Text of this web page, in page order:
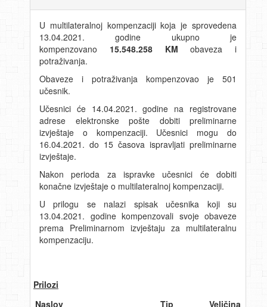
U multilateralnoj kompenzaciji koja je sprovedena
13.04.2021. godine ukupno je
kompenzovano 15.548.258 KM obaveza i
potraživanja.
Obaveze i potraživanja kompenzovao je 501
učesnik.
Učesnici će 14.04.2021. godine na registrovane
adrese elektronske pošte dobiti preliminarne
izvještaje o kompenzaciji. Učesnici mogu do
16.04.2021. do 15 časova ispravljati preliminarne
izvještaje.
Nakon perioda za ispravke učesnici će dobiti
konačne izvještaje o multilateralnoj kompenzaciji.
U prilogu se nalazi spisak učesnika koji su
13.04.2021. godine kompenzovali svoje obaveze
prema Preliminarnom izvještaju za multilateralnu
kompenzaciju.
Prilozi
Naslov
Tip Veličina